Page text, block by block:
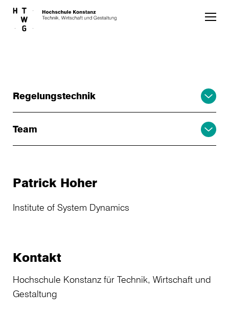
Skip to main content
Regelungstechnik
Team
Patrick Hoher
Institute of System Dynamics
Kontakt
Hochschule Konstanz für Technik, Wirtschaft und
Gestaltung